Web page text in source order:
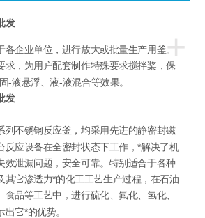
发
+
企业单位，进行放大或批量生产用釜。
求，为用户配套制作特殊要求搅拌桨，保
-液悬浮、液-液混合等效果。
发
不锈钢反应釜，均采用先进的静密封磁
反应设备在全密封状态下工作，*解决了机
效泄漏问题，安全可靠。特别适合于各种
其它渗透力*的化工工艺生产过程，在石油
品等工艺中，进行硫化、氟化、氢化、
它*的优势。